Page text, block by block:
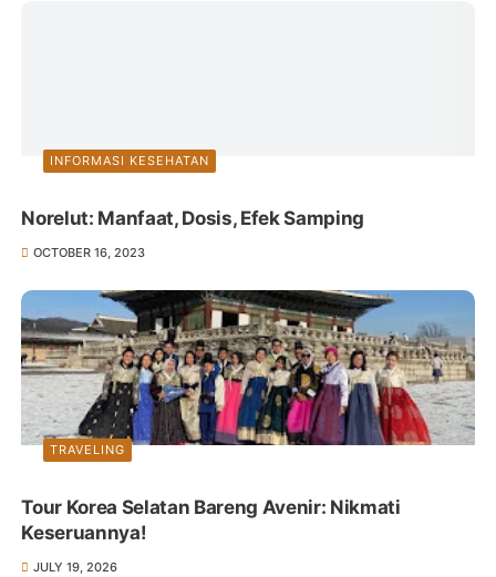
INFORMASI KESEHATAN
Norelut: Manfaat, Dosis, Efek Samping
OCTOBER 16, 2023
TRAVELING
Tour Korea Selatan Bareng Avenir: Nikmati
Keseruannya!
JULY 19, 2026